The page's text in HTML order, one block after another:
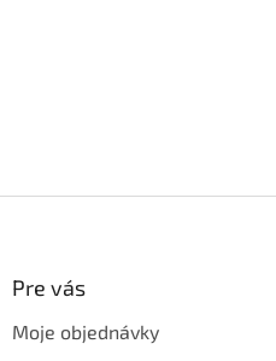
Pre vás
Moje objednávky